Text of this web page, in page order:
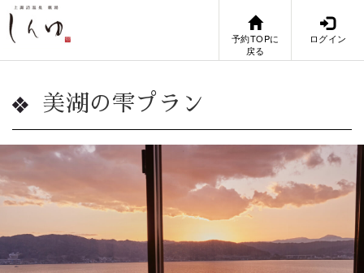
予約TOPに
戻る
ログイン
美湖の雫プラン